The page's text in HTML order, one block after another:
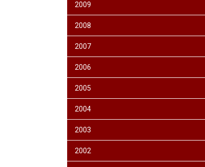
2009
2008
2007
2006
2005
2004
2003
2002